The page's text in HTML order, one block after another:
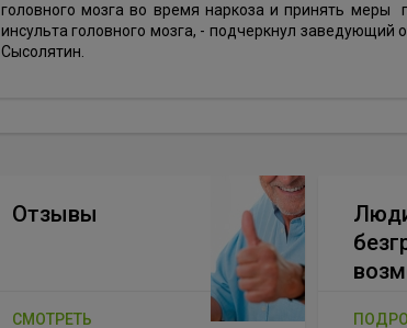
головного мозга во время наркоза и принять меры
инсульта головного мозга, - подчеркнул
Сысолятин.
Отзывы
СМОТРЕТЬ